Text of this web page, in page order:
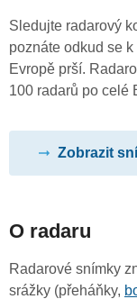
Sledujte radarový
poznáte odkud se
Evropě prší.
100 radarů po celé
Zobrazit
O radaru
Radarové snímky
srážky (přeháňky,